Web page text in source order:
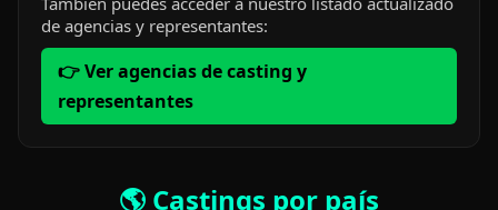
de agencias y representantes:
👉 Ver agencias de casting y
representantes
🌎 Castings por país